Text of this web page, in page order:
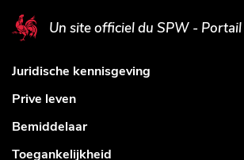
Un site officiel du SPW -
Juridische kennisgeving
Prive leven
Bemiddelaar
Toegankelijkheid